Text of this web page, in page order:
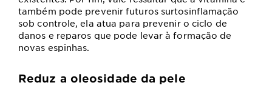
também pode prevenir futuros surtosinflamação
sob controle, ela atua para prevenir o ciclo de
danos e reparos que pode levar à formação de
novas espinhas.
Reduz a oleosidade da pele